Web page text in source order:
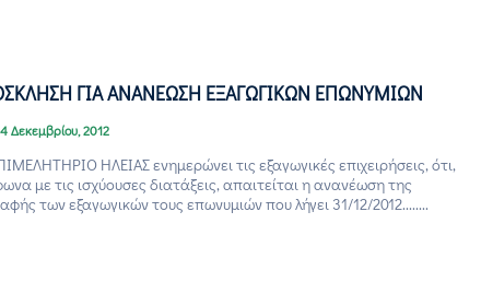
ΓΙΑ ΑΝΑΝΕΩΣΗ ΕΞΑΓΩΓΙΚΩΝ ΕΠΩΝΥΜΙΩΝ
Δεκεμβρίου, 2012
ΗΛΕΙΑΣ ενημερώνει τις εξαγωγικές επιχειρήσεις, ότι,
με τις ισχύουσες διατάξεις, απαιτείται η ανανέωση της
των εξαγωγικών τους επωνυμιών που λήγει 31/12/2012........